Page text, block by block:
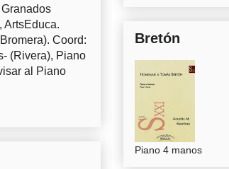
ArtsEduca.
Coord:
(Rivera), Piano
al Piano
Bretón
Piano 4 manos